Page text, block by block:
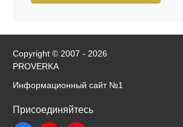
Copyright © 2007 - 2026
PROVERKA
Информационный сайт №1
Присоединяйтесь